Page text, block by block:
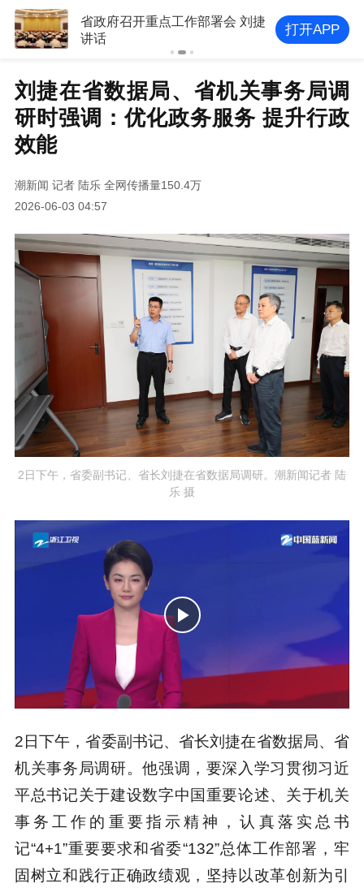
省政府召开重点工作部署会 刘捷
讲话
打开APP
刘捷在省数据局、省机关事务局调
研时强调：优化政务服务 提升行政
效能
潮新闻 记者 陆乐 全网传播量150.4万
2026-06-03 04:57
2日下午，省委副书记、省长刘捷在省数据局调研。潮新闻记者 陆
乐 摄
2日下午，省委副书记、省长刘捷在省数据局、省
机关事务局调研。他强调，要深入学习贯彻习近
平总书记关于建设数字中国重要论述、关于机关
事务工作的重要指示精神，认真落实总书
记“4+1”重要要求和省委“132”总体工作部署，牢
固树立和践行正确政绩观，坚持以改革创新为引